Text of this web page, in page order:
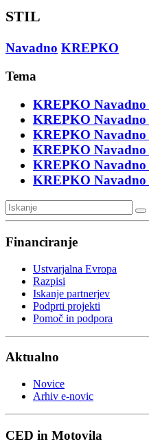
STIL
Navadno KREPKO
Tema
KREPKO Navadno
KREPKO Navadno
KREPKO Navadno
KREPKO Navadno
KREPKO Navadno
KREPKO Navadno
Financiranje
Ustvarjalna Evropa
Razpisi
Iskanje partnerjev
Podprti projekti
Pomoč in podpora
Aktualno
Novice
Arhiv e-novic
CED in Motovila